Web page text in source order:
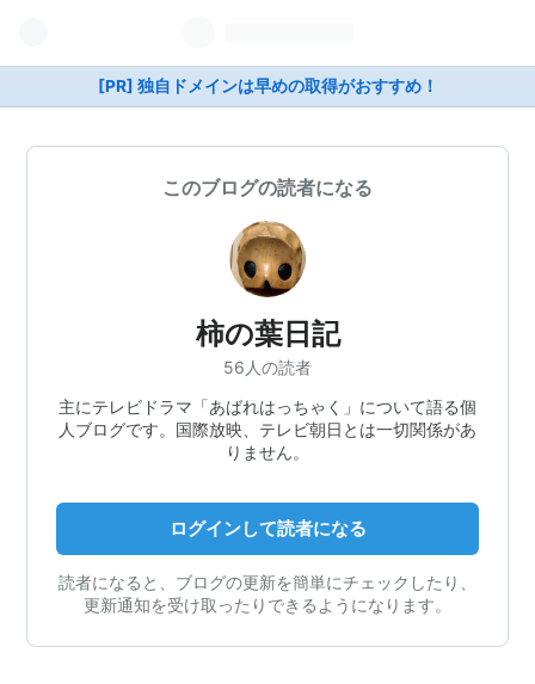
[PR] 独自ドメインは早めの取得がおすすめ！
このブログの読者になる
柿の葉日記
56人の読者
主にテレビドラマ「あばれはっちゃく」について語る個
人ブログです。国際放映、テレビ朝日とは一切関係があ
りません。
ログインして読者になる
読者になると、ブログの更新を簡単にチェックしたり、
更新通知を受け取ったりできるようになります。